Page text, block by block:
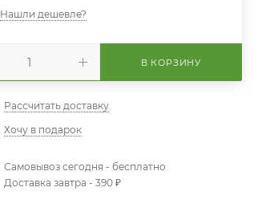
Нашли дешевле?
В КОРЗИНУ
Рассчитать доставку
Хочу в подарок
Самовывоз сегодня - бесплатно
Доставка завтра - 390 ₽